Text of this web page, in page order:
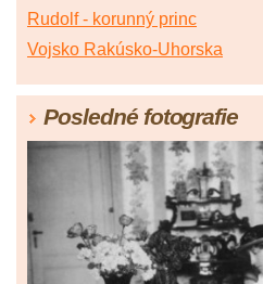
Rudolf - korunný princ
Vojsko Rakúsko-Uhorska
Posledné fotografie